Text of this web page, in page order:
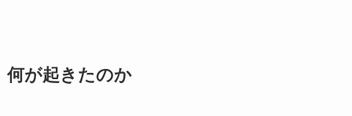
何が起きたのか